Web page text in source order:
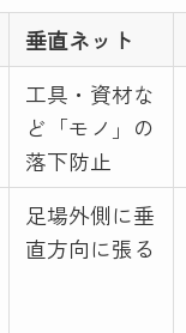
垂直ネット
工具・資材な
ど「モノ」の
落下防止
足場外側に垂
直方向に張る